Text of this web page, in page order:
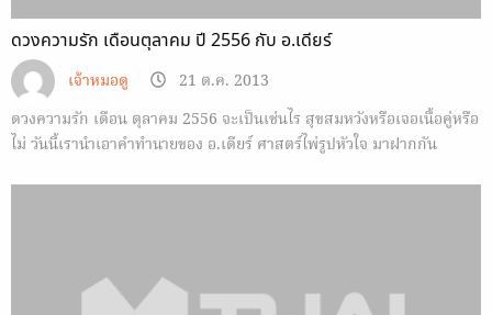
ดวงความรัก เดือนตุลาคม ปี 2556 กับ อ.เดียร์
เจ้าหมอดู
21 ต.ค. 2013
ดวงความรัก เดือน ตุลาคม 2556 จะเป็นเช่นไร สุขสมหวังหรือเจอเนื้อคู่หรือ
ไม่ วันนี้เรานำเอาคำทำนายของ อ.เดียร์ ศาสตร์ไพ่รูปหัวใจ มาฝากกัน